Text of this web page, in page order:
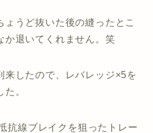
ょうど抜いた後の縫ったとこ
か退いてくれません。笑
来したので、レバレッジ×5を
。
抗線ブレイクを狙ったトレー